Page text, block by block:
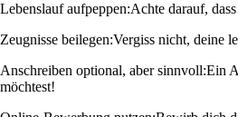
Lebenslauf aufpeppen:Achte darauf,
Zeugnisse beilegen:Vergiss nicht, deine
Anschreiben optional, aber sinnvoll:Ein
möchtest!